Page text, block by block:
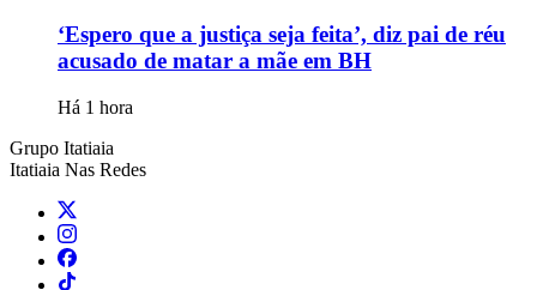
‘Espero que a justiça seja feita’, diz pai de réu
acusado de matar a mãe em BH
Há 1 hora
Grupo Itatiaia
Itatiaia Nas Redes